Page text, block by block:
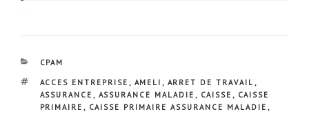
CATÉGORIES
CPAM
ÉTIQUETTES
ACCES ENTREPRISE , AMELI , ARRET DE TRAVAIL ,
ASSURANCE , ASSURANCE MALADIE , CAISSE , CAISSE
PRIMAIRE , CAISSE PRIMAIRE ASSURANCE MALADIE ,